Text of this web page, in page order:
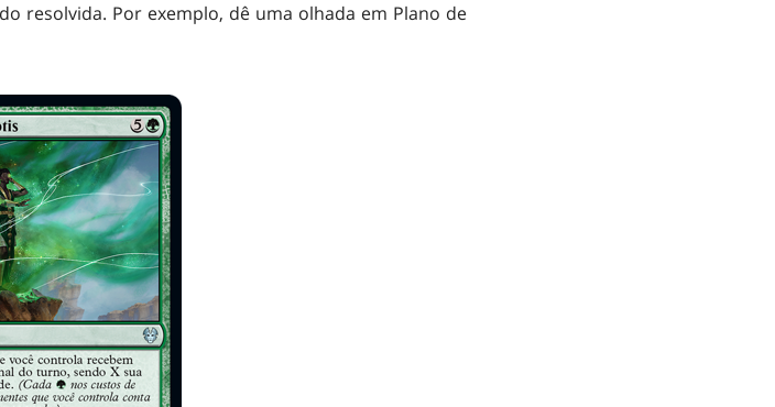
resolvida. Por exemplo, dê uma olhada em Plano de